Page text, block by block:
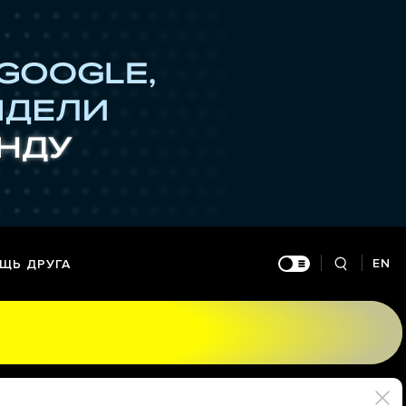
ДРУГА EN